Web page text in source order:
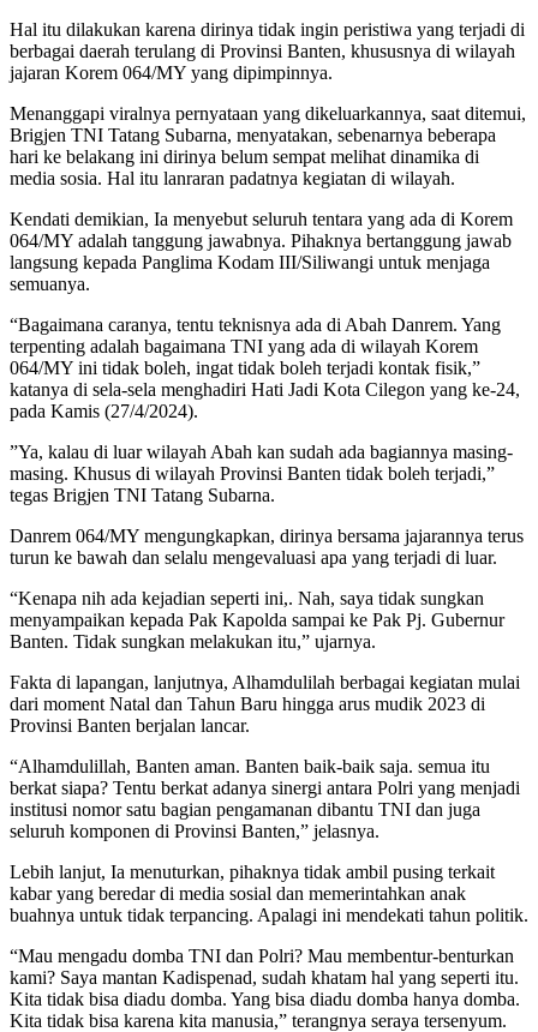
Hal itu dilakukan karena dirinya tidak ingin peristiwa yang terjadi di
berbagai daerah terulang di Provinsi Banten, khususnya di wilayah
jajaran Korem 064/MY yang dipimpinnya.
Menanggapi viralnya pernyataan yang dikeluarkannya, saat ditemui,
Brigjen TNI Tatang Subarna, menyatakan, sebenarnya beberapa
hari ke belakang ini dirinya belum sempat melihat dinamika di
media sosia. Hal itu lanraran padatnya kegiatan di wilayah.
Kendati demikian, Ia menyebut seluruh tentara yang ada di Korem
064/MY adalah tanggung jawabnya. Pihaknya bertanggung jawab
langsung kepada Panglima Kodam III/Siliwangi untuk menjaga
semuanya.
“Bagaimana caranya, tentu teknisnya ada di Abah Danrem. Yang
terpenting adalah bagaimana TNI yang ada di wilayah Korem
064/MY ini tidak boleh, ingat tidak boleh terjadi kontak fisik,”
katanya di sela-sela menghadiri Hati Jadi Kota Cilegon yang ke-24,
pada Kamis (27/4/2024).
”Ya, kalau di luar wilayah Abah kan sudah ada bagiannya masing-
masing. Khusus di wilayah Provinsi Banten tidak boleh terjadi,”
tegas Brigjen TNI Tatang Subarna.
Danrem 064/MY mengungkapkan, dirinya bersama jajarannya terus
turun ke bawah dan selalu mengevaluasi apa yang terjadi di luar.
“Kenapa nih ada kejadian seperti ini,. Nah, saya tidak sungkan
menyampaikan kepada Pak Kapolda sampai ke Pak Pj. Gubernur
Banten. Tidak sungkan melakukan itu,” ujarnya.
Fakta di lapangan, lanjutnya, Alhamdulilah berbagai kegiatan mulai
dari moment Natal dan Tahun Baru hingga arus mudik 2023 di
Provinsi Banten berjalan lancar.
“Alhamdulillah, Banten aman. Banten baik-baik saja. semua itu
berkat siapa? Tentu berkat adanya sinergi antara Polri yang menjadi
institusi nomor satu bagian pengamanan dibantu TNI dan juga
seluruh komponen di Provinsi Banten,” jelasnya.
Lebih lanjut, Ia menuturkan, pihaknya tidak ambil pusing terkait
kabar yang beredar di media sosial dan memerintahkan anak
buahnya untuk tidak terpancing. Apalagi ini mendekati tahun politik.
“Mau mengadu domba TNI dan Polri? Mau membentur-benturkan
kami? Saya mantan Kadispenad, sudah khatam hal yang seperti itu.
Kita tidak bisa diadu domba. Yang bisa diadu domba hanya domba.
Kita tidak bisa karena kita manusia,” terangnya seraya tersenyum.